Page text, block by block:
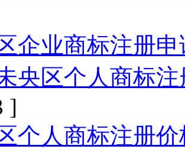
企业商标注册
央区个人商标
]
个人商标注册